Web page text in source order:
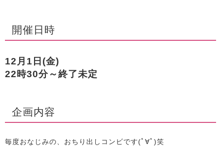
開催日時
12月1日(金)
22時30分～終了未定
企画内容
毎度おなじみの、おちり出しコンビです(ﾟ∀ﾟ)笑